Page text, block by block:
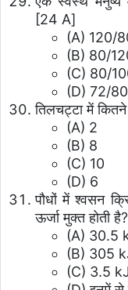
[24 A]
(A) 120/
(B) 80/
(C) 80/
(D) 72/80
तिलचट्टा में
(A) 2
(B) 8
(C) 10
(D) 6
पौधों में श्वसन
ऊर्जा मुक्त होती है?
(A) 30.5
(B) 305
(C) 3.5